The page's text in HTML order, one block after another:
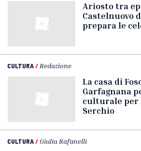
Ariosto tra
Castelnuovo
prepara le
CULTURA/ Redazione
La casa di
Garfagnana
culturale per
Serchio
CULTURA/ Giulia Rafanelli